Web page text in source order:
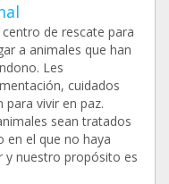
de rescate para
a animales que han
Les
cuidados
vivir en paz.
sean tratados
en el que no haya
nuestro propósito es